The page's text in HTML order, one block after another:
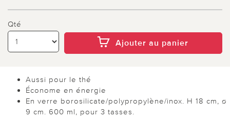
Qté
Ajouter au panier
Aussi pour le thé
Économe en énergie
En verre borosilicate/polypropylène/inox. H 18 cm, ø
9 cm. 600 ml, pour 3 tasses.